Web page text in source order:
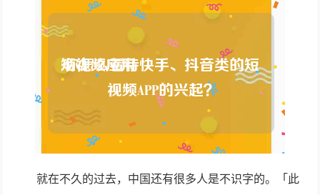
就在不久的过去，中国还有很多人是不识字的。「此